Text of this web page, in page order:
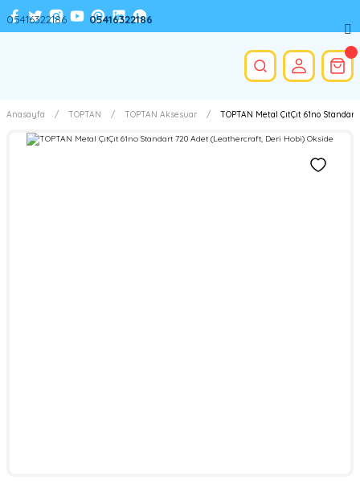
Anasayfa TOPTAN TOPTAN Aksesuar TOPTAN Metal ÇıtÇıt 61no
05416322186 05416322186